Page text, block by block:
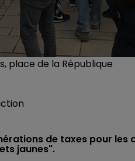
place de la République
de taxes pour
jaunes".